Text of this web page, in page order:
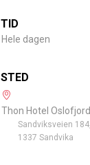
TID
Hele dagen
STED
Thon Hotel Oslofjord
Sandviksveien 184,
1337 Sandvika